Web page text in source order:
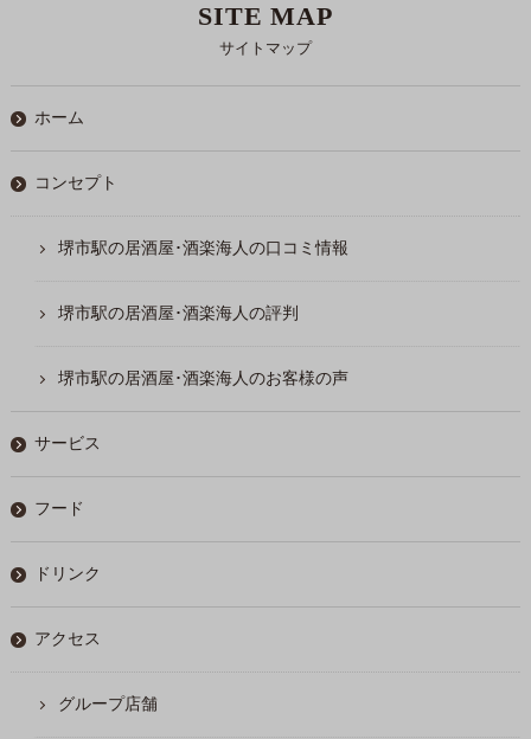
サイトマップ
SITE MAP
ホーム
コンセプト
堺市駅の居酒屋･酒楽海人の口コミ情報
堺市駅の居酒屋･酒楽海人の評判
堺市駅の居酒屋･酒楽海人のお客様の声
サービス
フード
ドリンク
アクセス
グループ店舗